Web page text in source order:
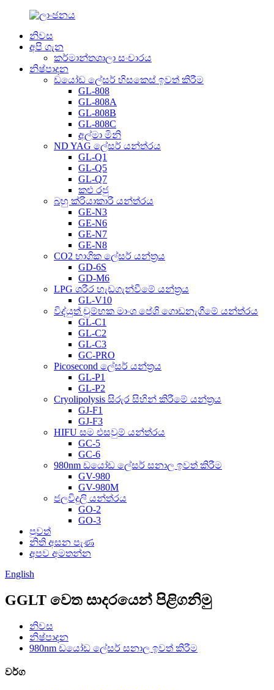
නිවස
අපි ගැන
කර්මාන්තශාලා සංචාරය
නිෂ්පාදන
ඩයෝඩ ලේසර් හිසකෙස් ඉවත් කිරීම
GL-808
GL-808A
GL-808B
GL-808C
අල්මා මිනි
ND YAG ලේසර් යන්ත්රය
GL-Q1
GL-Q5
GL-Q7
කළු රජු
බහු ක්රියාකාරී යන්ත්රය
GE-N3
GE-N6
GE-N7
GE-N8
CO2 භාගික ලේසර් යන්ත්‍රය
GD-6S
GD-M6
LPG ශරීර හැඩගැන්වීමේ යන්ත්‍රය
GL-V10
විද්යුත් චුම්භක මාංශ පේශි ගොඩනැගීමේ යන්ත්රය
GL-C1
GL-C2
GL-C3
GC-PRO
Picosecond ලේසර් යන්ත්‍රය
GL-P1
GL-P2
Cryolipolysis සිරුර සිහින් කිරීමේ යන්ත්‍රය
GJ-F1
GJ-F3
HIFU සම එසවුම් යන්ත්රය
GC-5
GC-6
980nm ඩයෝඩ ලේසර් සනාල ඉවත් කිරීම
GV-980
GV-980M
ජලවිදුලි යන්ත්රය
GO-2
GO-3
පුවත්
නිති අසන පැණ
අපව අමතන්න
English
GGLT වෙත සාදරයෙන් පිළිගනිමු
නිවස
නිෂ්පාදන
980nm ඩයෝඩ ලේසර් සනාල ඉවත් කිරීම
වර්ග